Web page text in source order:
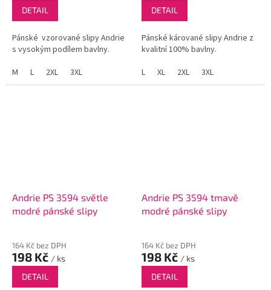
DETAIL
Pánské vzorované slipy Andrie
s vysokým podílem bavlny.
M
L 2XL 3XL
DETAIL
Pánské kárované slipy Andrie z
kvalitní 100% bavlny.
L
XL 2XL 3XL
Andrie PS 3594 světle
modré pánské slipy
164 Kč bez DPH
198 Kč / ks
DETAIL
Andrie PS 3594 tmavě
modré pánské slipy
164 Kč bez DPH
198 Kč / ks
DETAIL